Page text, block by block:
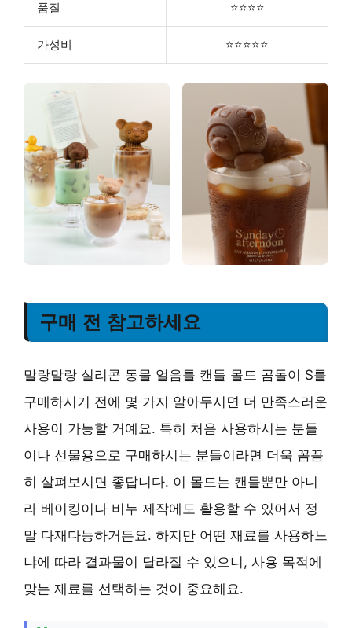
품질 ⭐⭐⭐⭐
가성비 ⭐⭐⭐⭐⭐
구매 전 참고하세요
말랑말랑 실리콘 동물 얼음틀 캔들 몰드 곰돌이 S를
구매하시기 전에 몇 가지 알아두시면 더 만족스러운
사용이 가능할 거예요. 특히 처음 사용하시는 분들
이나 선물용으로 구매하시는 분들이라면 더욱 꼼꼼
히 살펴보시면 좋답니다. 이 몰드는 캔들뿐만 아니
라 베이킹이나 비누 제작에도 활용할 수 있어서 정
말 다재다능하거든요. 하지만 어떤 재료를 사용하느
냐에 따라 결과물이 달라질 수 있으니, 사용 목적에
맞는 재료를 선택하는 것이 중요해요.